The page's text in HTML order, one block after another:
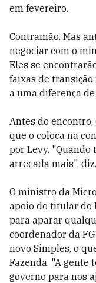
em fevereiro.
Contramão. Mas
negociar com o
Eles se
faixas de
a uma diferença
Antes do
que o coloca na
por Levy. "Quando
arrecada mais", diz.
O ministro da
apoio do titular do
para aparar
coordenador da
novo Simples, o
Fazenda. "A gente
governo para nos